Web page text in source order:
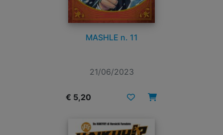
MASHLE n. 11
21/06/2023
€ 5,20